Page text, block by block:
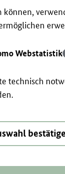
Webstatistik
technisch